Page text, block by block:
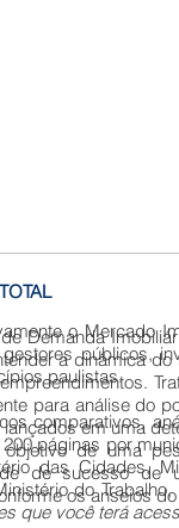
o Mercado
públicos,
paulistas.
comparativos,
páginas por
das Cidades,
do
que você terá
Demanda
a dinâmica
para análise do
em uma
de uma
de sucesso de
os anseios